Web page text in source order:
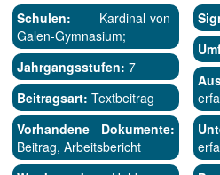
Schulen: Kardinal-von-
Galen-Gymnasium;
Jahrgangsstufen: 7
Beitragsart: Textbeitrag
Vorhandene Dokumente:
Beitrag, Arbeitsbericht